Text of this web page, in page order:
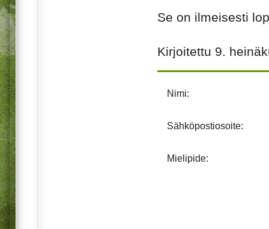
Se on ilmeisesti
Kirjoitettu 9.
Nimi:
Sähköpostiosoite:
Mielipide: